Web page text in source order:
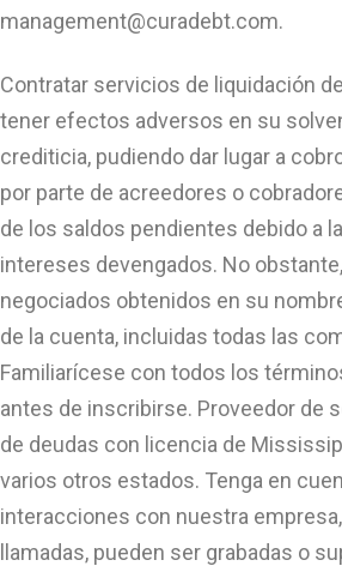
management@curadebt.com.
Contratar servicios de liquidación
tener efectos adversos en su
crediticia, pudiendo dar lugar a
por parte de acreedores o
de los saldos pendientes debido a
intereses devengados. No
negociados obtenidos en su
de la cuenta, incluidas todas las
Familiarícese con todos los
antes de inscribirse. Proveedor de
de deudas con licencia de
varios otros estados. Tenga en
interacciones con nuestra
llamadas, pueden ser grabadas o